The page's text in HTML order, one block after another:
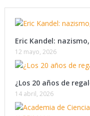
Eric Kandel:
12 mayo, 2026
¿Los 20 años de
14 abril, 2026